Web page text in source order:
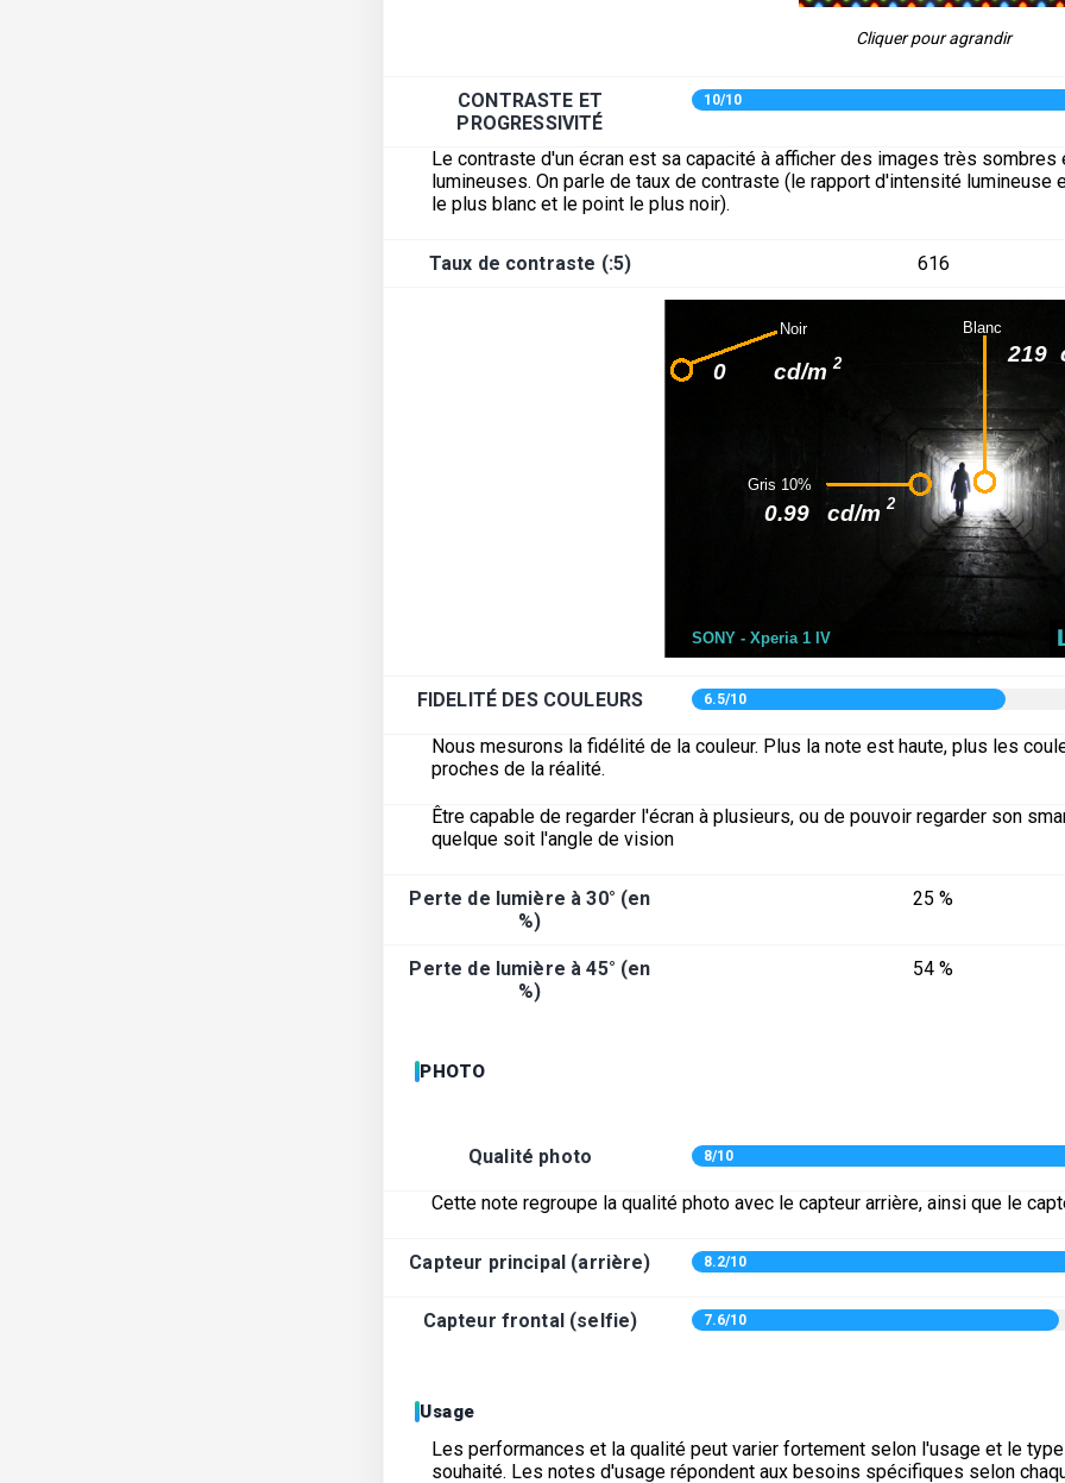
Cliquer pour agrandir
CONTRASTE ET
PROGRESSIVITÉ
10/10
Le contraste d'un écran est sa capacité à afficher des images très sombres
lumineuses. On parle de taux de contraste (le rapport d'intensité lumineuse
le plus blanc et le point le plus noir).
Taux de contraste (:5) 616
FIDELITÉ DES COULEURS 6.5/10
Nous mesurons la fidélité de la couleur. Plus la note est haute, plus les
proches de la réalité.
Être capable de regarder l'écran à plusieurs, ou de pouvoir regarder son
quelque soit l'angle de vision
Perte de lumière à 30° (en
%)
25 %
Perte de lumière à 45° (en
%)
54 %
PHOTO
Qualité photo 8/10
Cette note regroupe la qualité photo avec le capteur arrière, ainsi que le
Capteur principal (arrière) 8.2/10
Capteur frontal (selfie) 7.6/10
Usage
Les performances et la qualité peut varier fortement selon l'usage et le
souhaité. Les notes d'usage répondent aux besoins spécifiques selon